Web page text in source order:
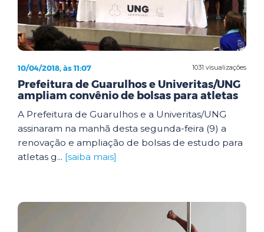
1031 visualizações
10/04/2018, às 11:07
Prefeitura de Guarulhos e Univeritas/UNG
ampliam convênio de bolsas para atletas
A Prefeitura de Guarulhos e a Univeritas/UNG
assinaram na manhã desta segunda-feira (9) a
renovação e ampliação de bolsas de estudo para
atletas g... [saiba mais]